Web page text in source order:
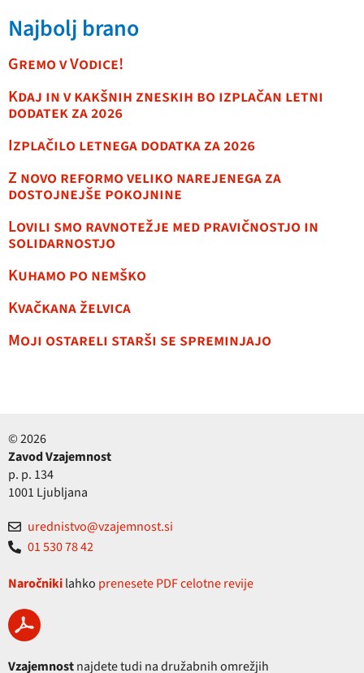
Najbolj brano
Gremo v Vodice!
Kdaj in v kakšnih zneskih bo izplačan letni
dodatek za 2026
Izplačilo letnega dodatka za 2026
Z novo reformo veliko narejenega za
dostojnejše pokojnine
Lovili smo ravnotežje med pravičnostjo in
solidarnostjo
Kuhamo po nemško
Kvačkana želvica
Moji ostareli starši se spreminjajo
© 2026
Zavod Vzajemnost
p. p. 134
1001 Ljubljana
urednistvo@vzajemnost.si
01 530 78 42
Naročnikilahko prenesete PDF celotne revije
Vzajemnostnajdete tudi na družabnih omrežjih